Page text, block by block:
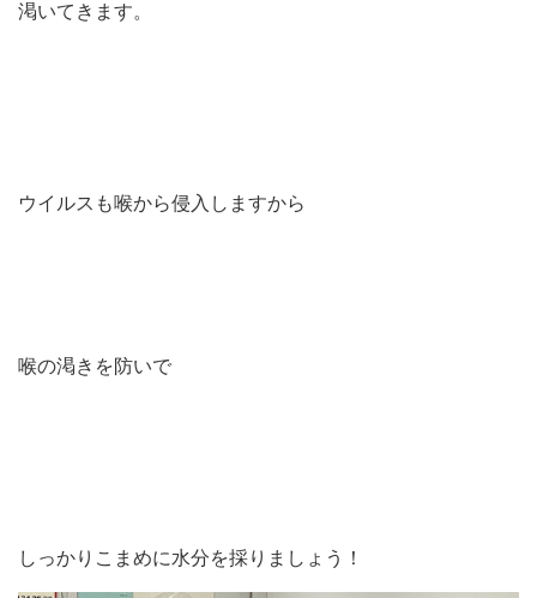
渇いてきます。
ウイルスも喉から侵入しますから
喉の渇きを防いで
しっかりこまめに水分を採りましょう！